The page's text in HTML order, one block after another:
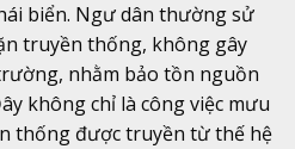
biển. Ngư dân thường sử
truyền thống, không gây
nhằm bảo tồn nguồn
không chỉ là công việc mưu
thống được truyền từ thế hệ